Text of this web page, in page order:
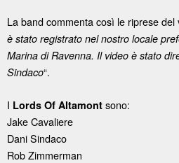
La band commenta così le riprese del
è stato registrato nel nostro locale
Marina di Ravenna. Il video è stato
Sindaco“.
I Lords Of Altamont sono:
Jake Cavaliere
Dani Sindaco
Rob Zimmerman